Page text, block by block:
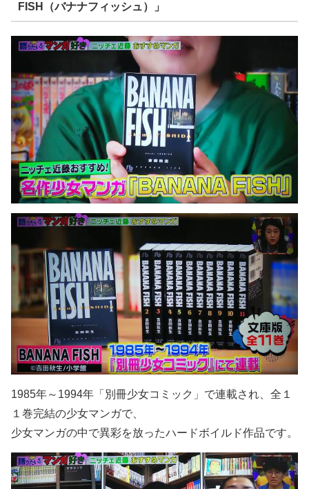
FISH（バナナフィッシュ）」
1985年～1994年「別冊少女コミック」で連載され、全１
１巻完結の少女マンガで、
少女マンガの中で異彩を放ったハードボイルド作品です。